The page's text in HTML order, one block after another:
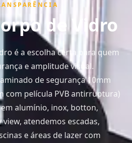
de Vidro
é a escolha certa para quem
e amplitude visual.
de segurança 10mm
com película PVB antirruptura)
alumínio, inox, botton,
atendemos escadas,
e áreas de lazer com